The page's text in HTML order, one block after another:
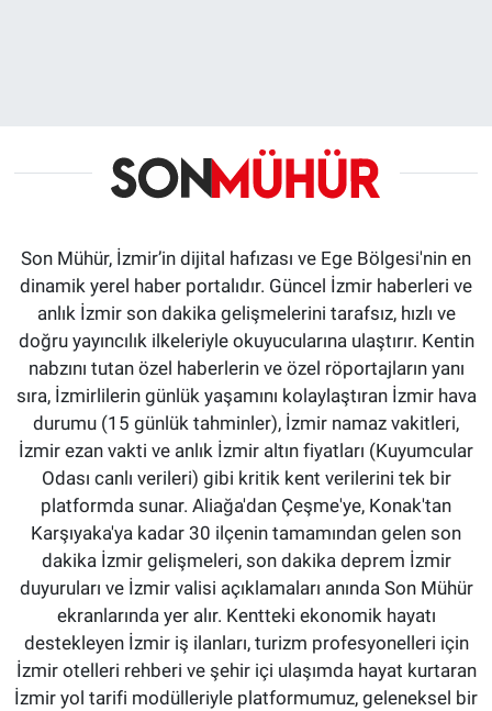
Son Mühür, İzmir’in dijital hafızası ve Ege Bölgesi'nin en
dinamik yerel haber portalıdır. Güncel İzmir haberleri ve
anlık İzmir son dakika gelişmelerini tarafsız, hızlı ve
doğru yayıncılık ilkeleriyle okuyucularına ulaştırır. Kentin
nabzını tutan özel haberlerin ve özel röportajların yanı
sıra, İzmirlilerin günlük yaşamını kolaylaştıran İzmir hava
durumu (15 günlük tahminler), İzmir namaz vakitleri,
İzmir ezan vakti ve anlık İzmir altın fiyatları (Kuyumcular
Odası canlı verileri) gibi kritik kent verilerini tek bir
platformda sunar. Aliağa'dan Çeşme'ye, Konak'tan
Karşıyaka'ya kadar 30 ilçenin tamamından gelen son
dakika İzmir gelişmeleri, son dakika deprem İzmir
duyuruları ve İzmir valisi açıklamaları anında Son Mühür
ekranlarında yer alır. Kentteki ekonomik hayatı
destekleyen İzmir iş ilanları, turizm profesyonelleri için
İzmir otelleri rehberi ve şehir içi ulaşımda hayat kurtaran
İzmir yol tarifi modülleriyle platformumuz, geleneksel bir